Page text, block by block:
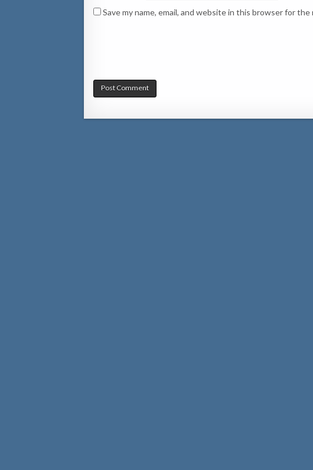
Save my name, email, and website in this browser for